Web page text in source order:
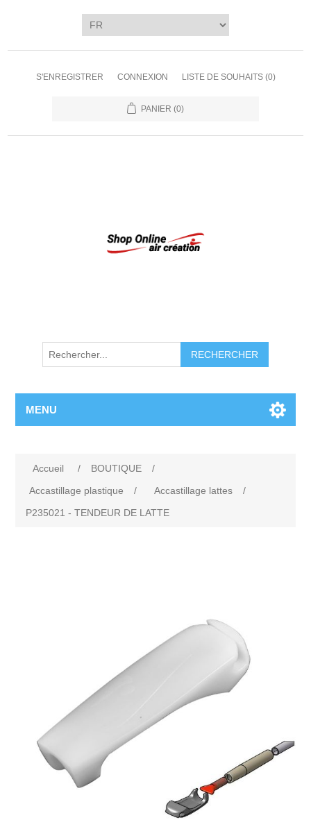
S'ENREGISTRER CONNEXION LISTE DE SOUHAITS (0)
PANIER (0)
RECHERCHER
MENU
Accueil / BOUTIQUE
/
Accastillage plastique
/ Accastillage lattes
/
P235021 - TENDEUR DE LATTE